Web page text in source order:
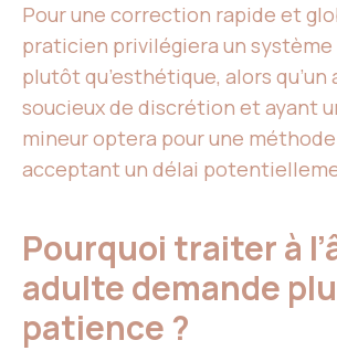
Pour une correction rapide et
praticien privilégiera un
plutôt qu’esthétique, alors qu’un
soucieux de discrétion et ayant
mineur optera pour une
acceptant un délai
Pourquoi traiter à
adulte demande
patience ?